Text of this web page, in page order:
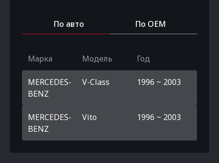
По авто По OEM
Марка Модель Год
MERCEDES-
BENZ
V-Class 1996 ~ 2003
MERCEDES-
BENZ
Vito 1996 ~ 2003